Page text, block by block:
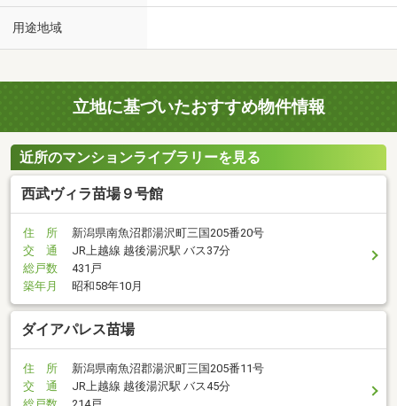
用途地域
立地に基づいたおすすめ物件情報
近所のマンションライブラリーを見る
西武ヴィラ苗場９号館
住 所
新潟県南魚沼郡湯沢町三国205番20号
交 通
JR上越線 越後湯沢駅 バス37分
総戸数
431戸
築年月
昭和58年10月
ダイアパレス苗場
住 所
新潟県南魚沼郡湯沢町三国205番11号
交 通
JR上越線 越後湯沢駅 バス45分